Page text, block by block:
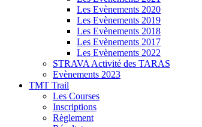
Les Evènements 2020
Les Evènements 2019
Les Evènements 2018
Les Evènements 2017
Les Evènements 2022
STRAVA Activité des TARAS
Evènements 2023
TMT Trail
Les Courses
Inscriptions
Règlement